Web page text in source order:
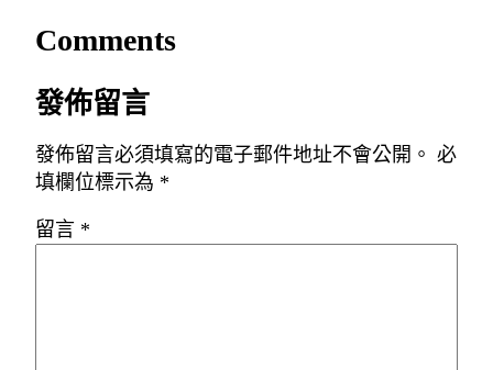
Comments
發佈留言
發佈留言必須填寫的電子郵件地址不會公開。 必
填欄位標示為 *
留言 *